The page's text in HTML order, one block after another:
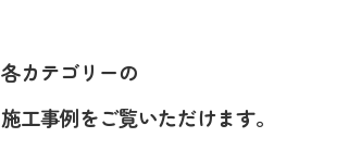
各カテゴリーの
施工事例をご覧いただけます。